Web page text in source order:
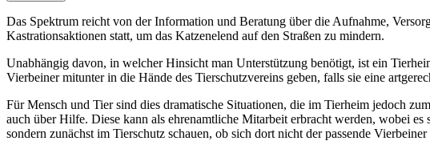
Das Spektrum reicht von der Information und Beratung über die Aufnahme,
Kastrationsaktionen statt, um das Katzenelend auf den Straßen zu mindern.
Unabhängig davon, in welcher Hinsicht man Unterstützung benötigt, ist ein
Vierbeiner mitunter in die Hände des Tierschutzvereins geben, falls sie eine
Für Mensch und Tier sind dies dramatische Situationen, die im Tierheim jedoch
auch über Hilfe. Diese kann als ehrenamtliche Mitarbeit erbracht werden, wobei
sondern zunächst im Tierschutz schauen, ob sich dort nicht der passende Vierbeiner